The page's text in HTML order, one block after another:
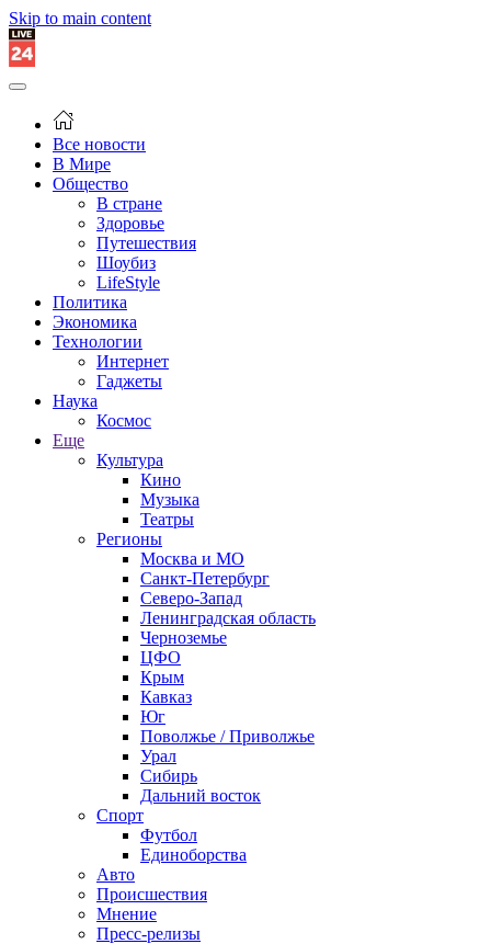
Skip to main content
Все новости
В Мире
Общество
В стране
Здоровье
Путешествия
Шоубиз
LifeStyle
Политика
Экономика
Технологии
Интернет
Гаджеты
Наука
Космос
Еще
Культура
Кино
Музыка
Театры
Регионы
Москва и МО
Санкт-Петербург
Северо-Запад
Ленинградская область
Черноземье
ЦФО
Крым
Кавказ
Юг
Поволжье / Приволжье
Урал
Сибирь
Дальний восток
Спорт
Футбол
Единоборства
Авто
Происшествия
Мнение
Пресс-релизы